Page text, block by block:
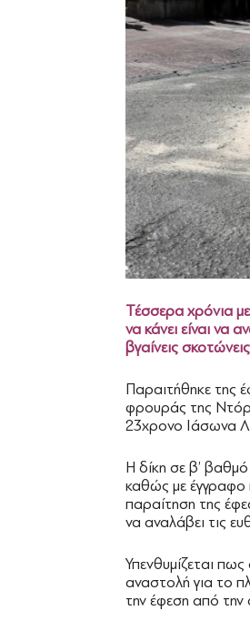
Τέσσερα χρόνια
να κάνει είναι να
βγαίνεις
Παραιτήθηκε της
φρουράς της
23χρονο Ιάσωνα
Η δίκη σε β’
καθώς με έγγραφο
παραίτηση της
να αναλάβει τις
Υπενθυμίζεται
αναστολή για το
την έφεση από την